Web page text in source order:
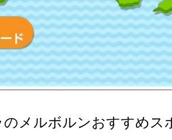
のメルボルンおすすめス